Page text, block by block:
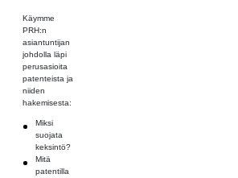
Käymme
PRH:n
asiantuntijan
johdolla läpi
perusasioita
patenteista ja
niiden
hakemisesta:
Miksi
suojata
keksintö?
Mitä
patentilla